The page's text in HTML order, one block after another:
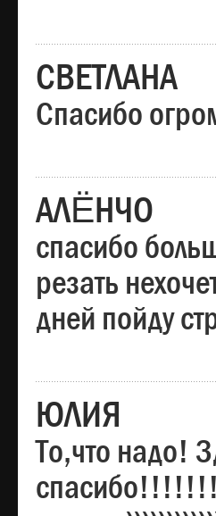
СВЕТЛАНА
Спасибо
АЛЁНЧО
спасибо
резать
дней пойду
ЮЛИЯ
То,что надо!